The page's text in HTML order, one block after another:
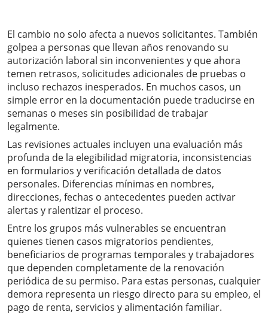
El cambio no solo afecta a nuevos solicitantes. También
golpea a personas que llevan años renovando su
autorización laboral sin inconvenientes y que ahora
temen retrasos, solicitudes adicionales de pruebas o
incluso rechazos inesperados. En muchos casos, un
simple error en la documentación puede traducirse en
semanas o meses sin posibilidad de trabajar
legalmente.
Las revisiones actuales incluyen una evaluación más
profunda de la elegibilidad migratoria, inconsistencias
en formularios y verificación detallada de datos
personales. Diferencias mínimas en nombres,
direcciones, fechas o antecedentes pueden activar
alertas y ralentizar el proceso.
Entre los grupos más vulnerables se encuentran
quienes tienen casos migratorios pendientes,
beneficiarios de programas temporales y trabajadores
que dependen completamente de la renovación
periódica de su permiso. Para estas personas, cualquier
demora representa un riesgo directo para su empleo, el
pago de renta, servicios y alimentación familiar.